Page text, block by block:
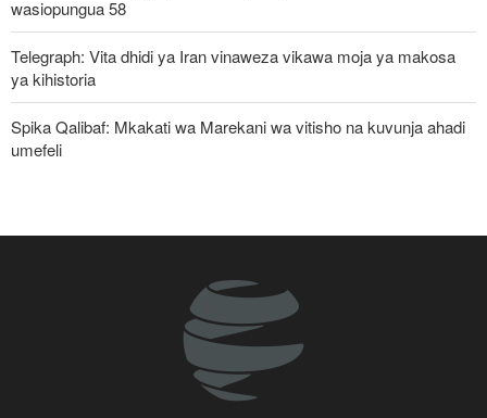
wasiopungua 58
Telegraph: Vita dhidi ya Iran vinaweza vikawa moja ya makosa
ya kihistoria
Spika Qalibaf: Mkakati wa Marekani wa vitisho na kuvunja ahadi
umefeli
mapigo kwa tishio lolote lile
Uturuki, Saudi Arabia na Pakistan zasaini mkataba wa pamoja wa
ulinzi huku nguvu ya Marekani ikipungua